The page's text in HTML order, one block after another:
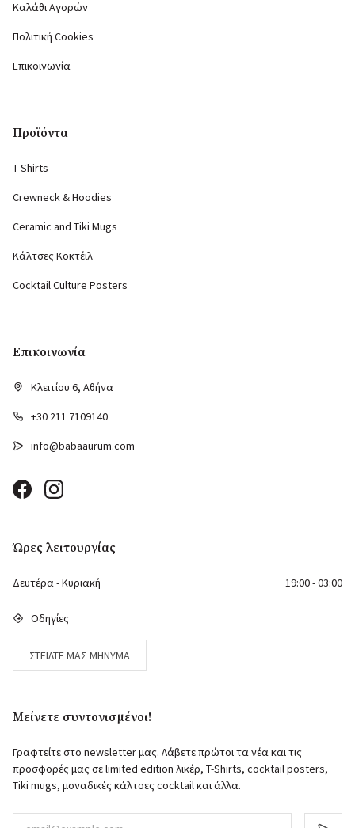
Καλάθι Αγορών
Πολιτική Cookies
Επικοινωνία
Προϊόντα
T-Shirts
Crewneck & Hoodies
Ceramic and Tiki Mugs
Κάλτσες Κοκτέιλ
Cocktail Culture Posters
Επικοινωνία
Κλειτίου 6, Αθήνα
+30 211 7109140
info@babaaurum.com
Ώρες λειτουργίας
Δευτέρα - Κυριακή 19:00 - 03:00
Οδηγίες
ΣΤΕΊΛΤΕ ΜΑΣ ΜΉΝΥΜΑ
Μείνετε συντονισμένοι!
Γραφτείτε στο newsletter μας. Λάβετε πρώτοι τα νέα και τις
προσφορές μας σε limited edition λικέρ, T-Shirts, cocktail posters,
Tiki mugs, μοναδικές κάλτσες cocktail και άλλα.